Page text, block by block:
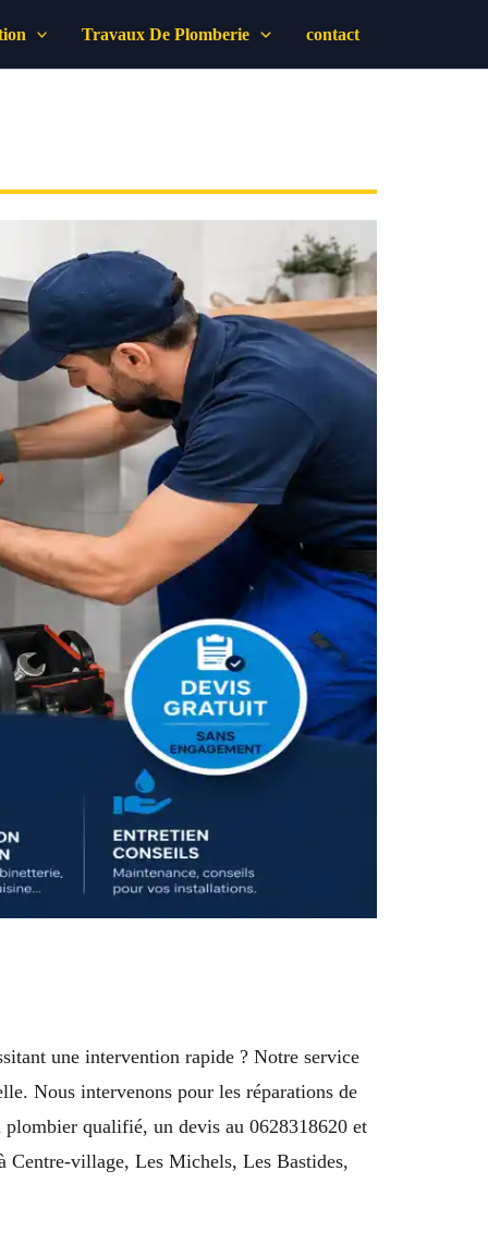
Travaux De Plomberie contact
une intervention rapide ? Notre service
Nous intervenons pour les réparations de
qualifié, un devis au 0628318620 et
Centre-village, Les Michels, Les Bastides,